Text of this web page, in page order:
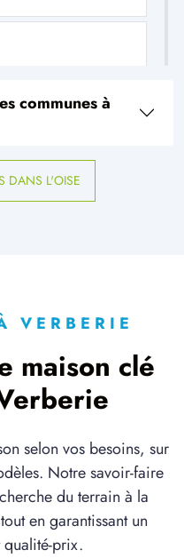
communes à
DANS L'OISE
VERBERIE
maison clé
selon vos besoins, sur
Notre savoir-faire
du terrain à la
en garantissant un
prix.